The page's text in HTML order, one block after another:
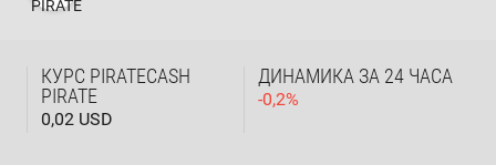
КУРС PIRATECASH
PIRATE
0,02 USD
ДИНАМИКА ЗА 24 ЧАСА
-0,2%